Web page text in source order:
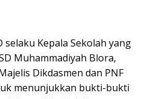
selaku Kepala Sekolah yang
Muhammadiyah Blora,
Dikdasmen dan PNF
menunjukkan bukti-bukti